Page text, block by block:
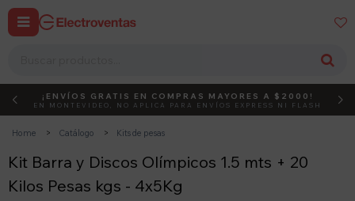
 
DEBUT ACTIVÁ EL CÓDIGO
¡ENVÍOS GRATIS EN COMPRAS MAYORES A $2000!
EN MONTEVIDEO, NO APLICA PARA ENVÍOS EXPRESS NI FLASH
Home Catálogo Kits de pesas
Kit Barra y Discos Olímpicos 1.5 mts + 20
Kilos Pesas kgs - 4x5Kg